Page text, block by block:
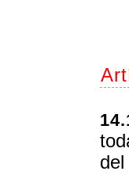
del